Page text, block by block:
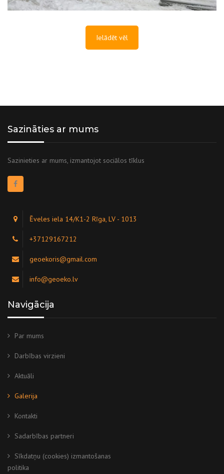
Ielādēt vēl
Sazināties ar mums
Sazinieties ar mums, izmantojot sociālos tīklus
Ēveles iela 14/K1-2 Rīga, LV - 1013
+37129167212
geoekoris@gmail.com
info@geoeko.lv
Navigācija
Par mums
Darbības virzieni
Aktuāli
Galerija
Kontakti
Sadarbības partneri
Sīkdatņu (cookies) izmantošanas
politika